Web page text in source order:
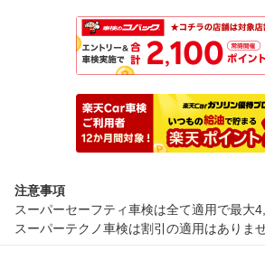
注意事項
スーパーセーフティ車検は全て適用で最大
スーパーテクノ車検は割引の適用はありませ